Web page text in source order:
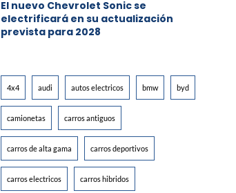
El nuevo Chevrolet Sonic se
electrificará en su actualización
prevista para 2028
4x4 audi autos electricos bmw byd
camionetas carros antiguos
carros de alta gama carros deportivos
carros electricos carros hibridos